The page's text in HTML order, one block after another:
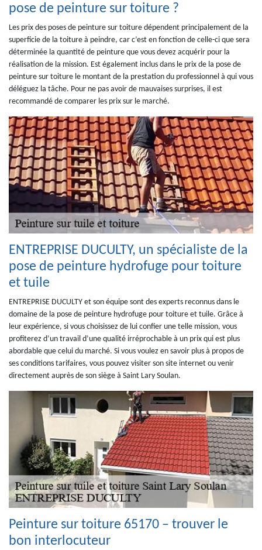
pose de peinture sur toiture ?
Les prix des poses de peinture sur toiture dépendent principalement de la
superficie de la toiture à peindre, car c’est en fonction de celle-ci que sera
déterminée la quantité de peinture que vous devez acquérir pour la
réalisation de la mission. Est également inclus dans le prix de la pose de
peinture sur toiture le montant de la prestation du professionnel à qui vous
déléguez la tâche. Pour ne pas avoir de mauvaises surprises, il est
recommandé de comparer les prix sur le marché.
ENTREPRISE DUCULTY, un spécialiste de la
pose de peinture hydrofuge pour toiture
et tuile
ENTREPRISE DUCULTY et son équipe sont des experts reconnus dans le
domaine de la pose de peinture hydrofuge pour toiture et tuile. Grâce à
leur expérience, si vous choisissez de lui confier une telle mission, vous
profiterez d’un travail d’une qualité irréprochable à un prix qui est plus
abordable que celui du marché. Si vous voulez en savoir plus à propos de
ses conditions tarifaires, vous pouvez visiter son site internet ou venir
directement auprès de son siège à Saint Lary Soulan.
Peinture sur toiture 65170 – trouver le
bon interlocuteur